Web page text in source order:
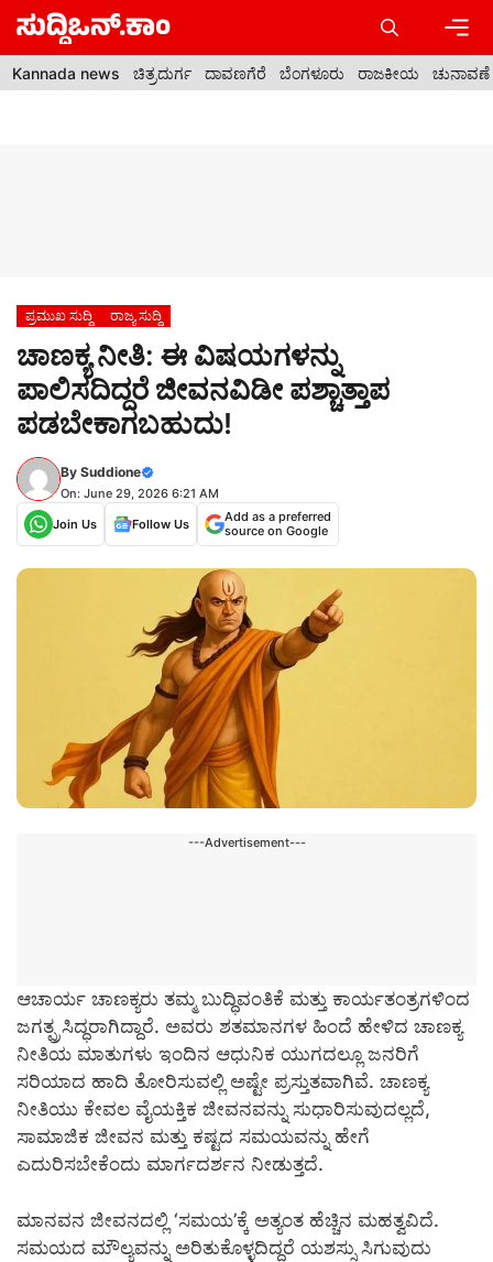
Skip
content
Kannada news ಚಿತ್ರದುರ್ಗ ದಾವಣಗೆರೆ ಬೆಂಗಳೂರು ರಾಜಕೀಯ ಚುನಾವಣೆ
ಪ್ರಮುಖ ಸುದ್ದಿ ರಾಜ್ಯ ಸುದ್ದಿ
ಚಾಣಕ್ಯ ನೀತಿ: ಈ ವಿಷಯಗಳನ್ನು
ಪಾಲಿಸದಿದ್ದರೆ ಜೀವನವಿಡೀ ಪಶ್ಚಾತ್ತಾಪ
ಪಡಬೇಕಾಗಬಹುದು!
By Suddione
On: June 29, 2026 6:21 AM
Join Us
Follow Us
Add as a preferred
source on Google
---Advertisement---
ಆಚಾರ್ಯ ಚಾಣಕ್ಯರು ತಮ್ಮ ಬುದ್ಧಿವಂತಿಕೆ ಮತ್ತು ಕಾರ್ಯತಂತ್ರಗಳಿಂದ
ಜಗತ್ಪ್ರಸಿದ್ಧರಾಗಿದ್ದಾರೆ. ಅವರು ಶತಮಾನಗಳ ಹಿಂದೆ ಹೇಳಿದ ಚಾಣಕ್ಯ
ನೀತಿಯ ಮಾತುಗಳು ಇಂದಿನ ಆಧುನಿಕ ಯುಗದಲ್ಲೂ ಜನರಿಗೆ
ಸರಿಯಾದ ಹಾದಿ ತೋರಿಸುವಲ್ಲಿ ಅಷ್ಟೇ ಪ್ರಸ್ತುತವಾಗಿವೆ. ಚಾಣಕ್ಯ
ನೀತಿಯು ಕೇವಲ ವೈಯಕ್ತಿಕ ಜೀವನವನ್ನು ಸುಧಾರಿಸುವುದಲ್ಲದೆ,
ಸಾಮಾಜಿಕ ಜೀವನ ಮತ್ತು ಕಷ್ಟದ ಸಮಯವನ್ನು ಹೇಗೆ
ಎದುರಿಸಬೇಕೆಂದು ಮಾರ್ಗದರ್ಶನ ನೀಡುತ್ತದೆ.
ಮಾನವನ ಜೀವನದಲ್ಲಿ ‘ಸಮಯ’ಕ್ಕೆ ಅತ್ಯಂತ ಹೆಚ್ಚಿನ ಮಹತ್ವವಿದೆ.
ಸಮಯದ ಮೌಲ್ಯವನ್ನು ಅರಿತುಕೊಳ್ಳದಿದ್ದರೆ ಯಶಸ್ಸು ಸಿಗುವುದು